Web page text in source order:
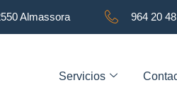
Almassora 964 20
Servicios